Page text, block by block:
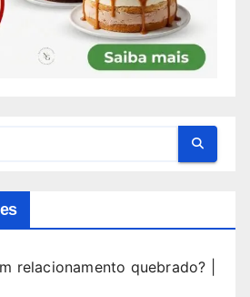
relacionamento quebrado? |